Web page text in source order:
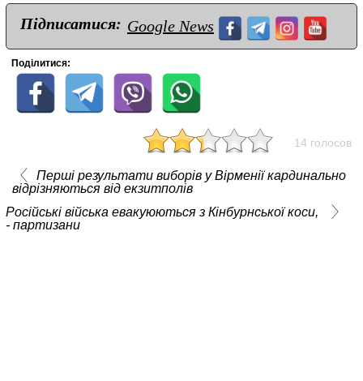
Підписатися: Google News
Поділитися:
14 голосов
Перші результати виборів у Вірменії кардинально
відрізняються від екзитполів
Російські війська евакуюються з Кінбурнської коси,
- партизани